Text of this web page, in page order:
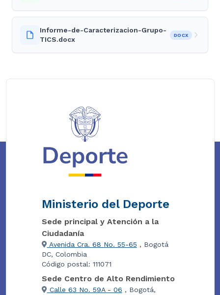
Informe-de-Caracterizacion-Grupo-
TICS.docx
DOCX
Ministerio del Deporte
Sede principal y Atención a la
Ciudadanía
Avenida Cra. 68 No. 55-65 , Bogotá
DC, Colombia
Código postal: 111071
Sede Centro de Alto Rendimiento
Calle 63 No. 59A - 06 , Bogotá,